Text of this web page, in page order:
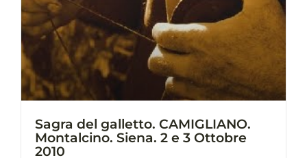
Sagra del galletto. CAMIGLIANO.
Montalcino. Siena. 2 e 3 Ottobre
2010